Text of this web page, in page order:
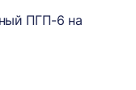
ПГП-6 на